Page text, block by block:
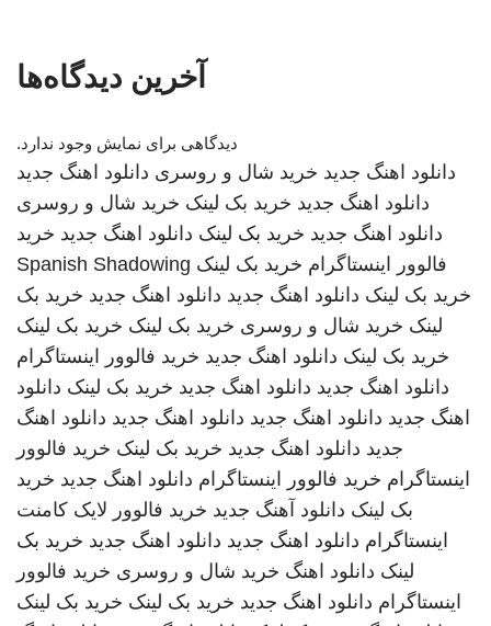
آخرین دیدگاه‌ها
دیدگاهی برای نمایش وجود ندارد.
دانلود اهنگ جدید خرید شال و روسری دانلود اهنگ جدید
دانلود اهنگ جدید خرید بک لینک خرید شال و روسری
دانلود اهنگ جدید خرید بک لینک دانلود اهنگ جدید خرید
فالوور اینستاگرام خرید بک لینک Spanish Shadowing
خرید بک لینک دانلود اهنگ جدید دانلود اهنگ جدید خرید بک
لینک خرید شال و روسری خرید بک لینک خرید بک لینک
خرید بک لینک دانلود اهنگ جدید خرید فالوور اینستاگرام
دانلود اهنگ جدید دانلود اهنگ جدید خرید بک لینک دانلود
اهنگ جدید دانلود اهنگ جدید دانلود اهنگ جدید دانلود اهنگ
جدید دانلود اهنگ جدید خرید بک لینک خرید فالوور
اینستاگرام خرید فالوور اینستاگرام دانلود اهنگ جدید خرید
بک لینک دانلود آهنگ جدید خرید فالوور لایک کامنت
اینستاگرام دانلود اهنگ جدید دانلود اهنگ جدید خرید بک
لینک دانلود اهنگ خرید شال و روسری خرید فالوور
اینستاگرام دانلود اهنگ جدید خرید بک لینک خرید بک لینک